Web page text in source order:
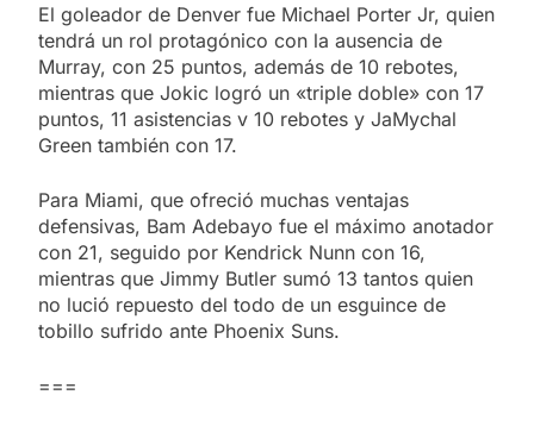
El goleador de Denver fue Michael Porter Jr, quien
tendrá un rol protagónico con la ausencia de
Murray, con 25 puntos, además de 10 rebotes,
mientras que Jokic logró un «triple doble» con 17
puntos, 11 asistencias v 10 rebotes y JaMychal
Green también con 17.
Para Miami, que ofreció muchas ventajas
defensivas, Bam Adebayo fue el máximo anotador
con 21, seguido por Kendrick Nunn con 16,
mientras que Jimmy Butler sumó 13 tantos quien
no lució repuesto del todo de un esguince de
tobillo sufrido ante Phoenix Suns.
===